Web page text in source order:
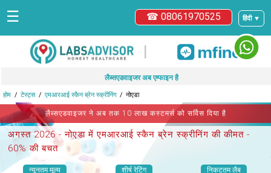
हिंदी ▼
☎ 08061970525
☰
|
लैब्सएडवाइजर अब एम्फाइन है
होम टेस्ट्स एमआरआई स्कैन ब्रेन स्क्रीनिंग नोएडा
लैब्सएडवाइजर ने अब तक 10 लाख कस्टमर्स को सर्विस दिया है
अगस्त 2026 -नोएडा में एमआरआई स्कैन ब्रेन स्क्रीनिंग की कीमत -
60% की बचत
न्यूनतम मूल्य शीर्ष रेटिंग निकटतम लैब